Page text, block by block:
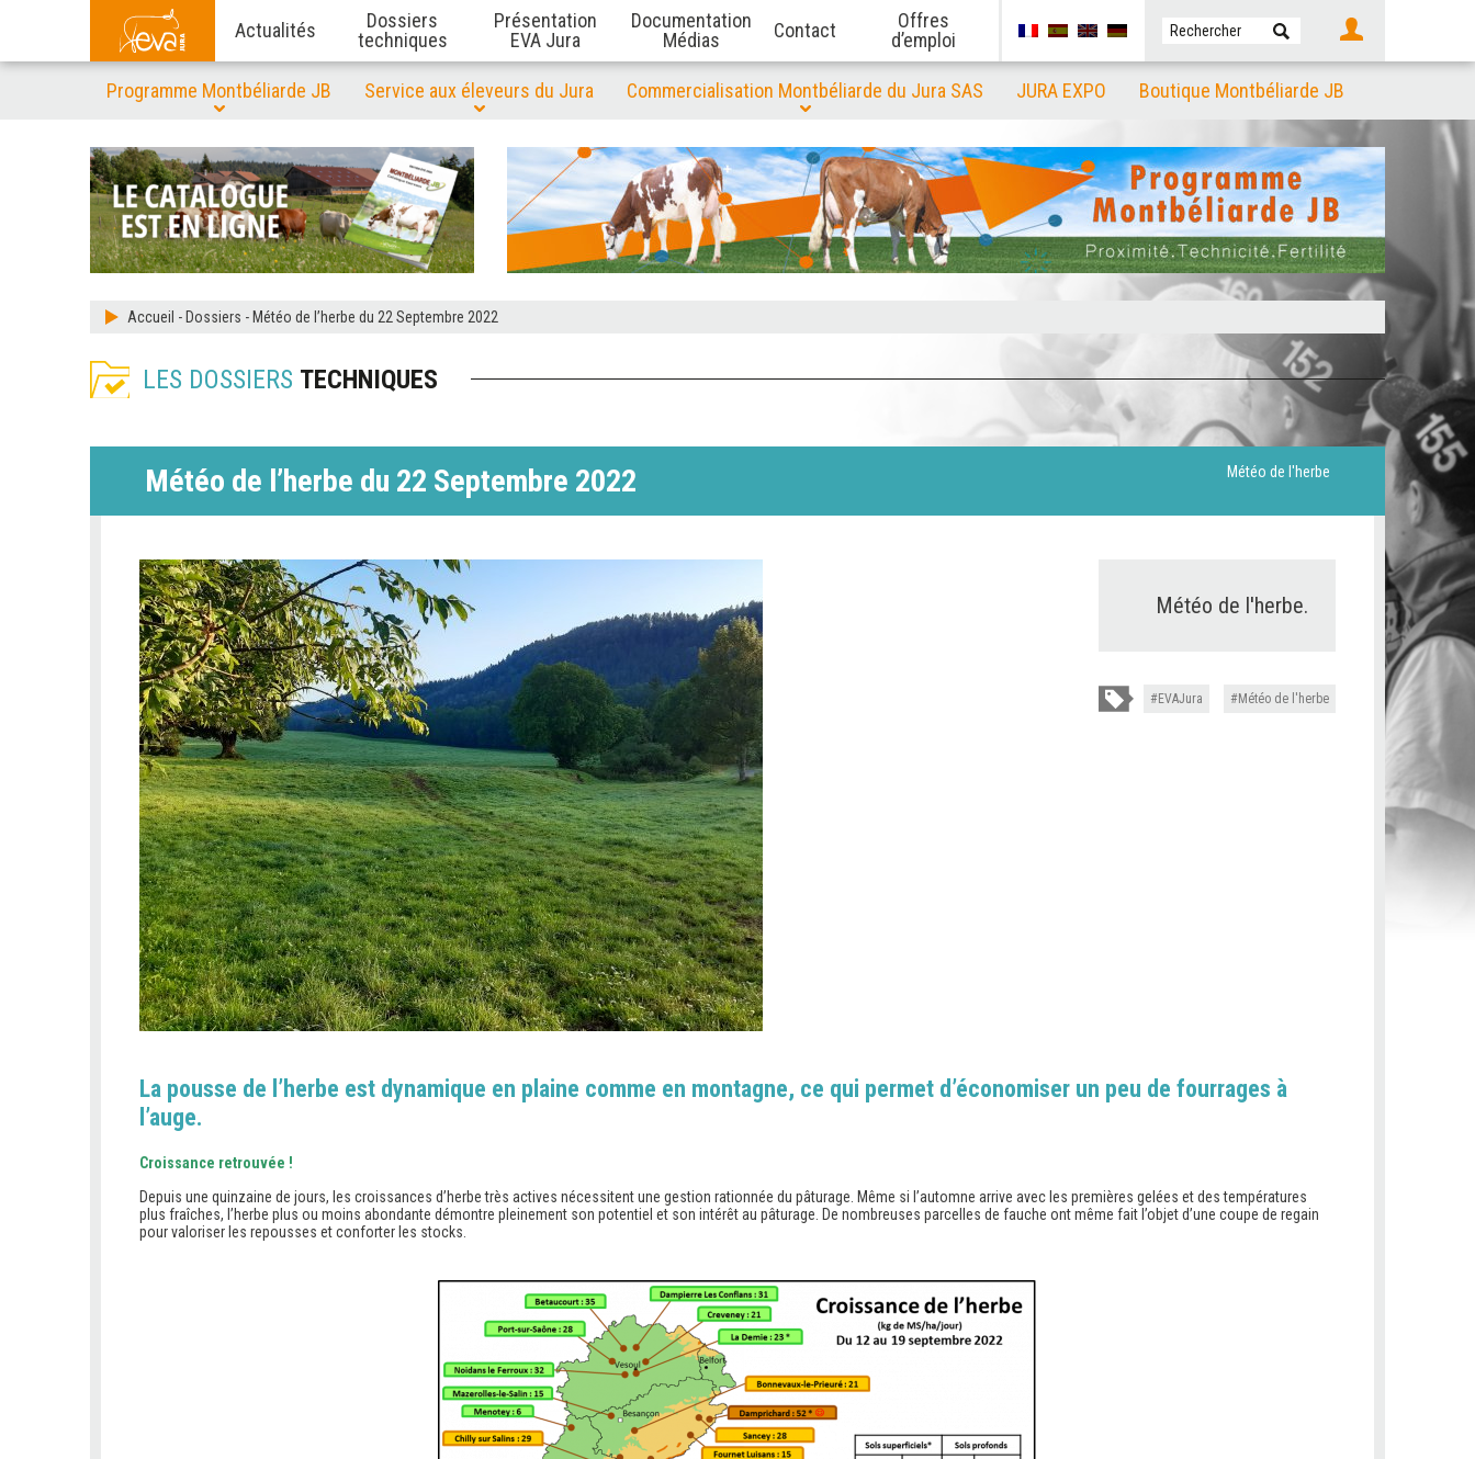
Actualités
Dossiers
techniques
Présentation
EVA Jura
Documentation
Médias
Contact
Offres
d’emploi
Programme Montbéliarde JB Service aux éleveurs du Jura Commercialisation Montbéliarde du Jura SAS JURA EXPO Boutique Montbéliarde JB
Accueil - Dossiers - Météo de l’herbe du 22 Septembre 2022
LES DOSSIERS TECHNIQUES
Météo de l’herbe du 22 Septembre 2022 Météo de l'herbe
Météo de l'herbe.
EVAJura Météo de l'herbe
La pousse de l’herbe est dynamique en plaine comme en montagne, ce qui permet d’économiser un peu de fourrages à
l’auge.
Croissance retrouvée !
Depuis une quinzaine de jours, les croissances d’herbe très actives nécessitent une gestion rationnée du pâturage. Même si l’automne arrive avec les premières gelées et des températures
plus fraîches, l’herbe plus ou moins abondante démontre pleinement son potentiel et son intérêt au pâturage. De nombreuses parcelles de fauche ont même fait l’objet d’une coupe de regain
pour valoriser les repousses et conforter les stocks.